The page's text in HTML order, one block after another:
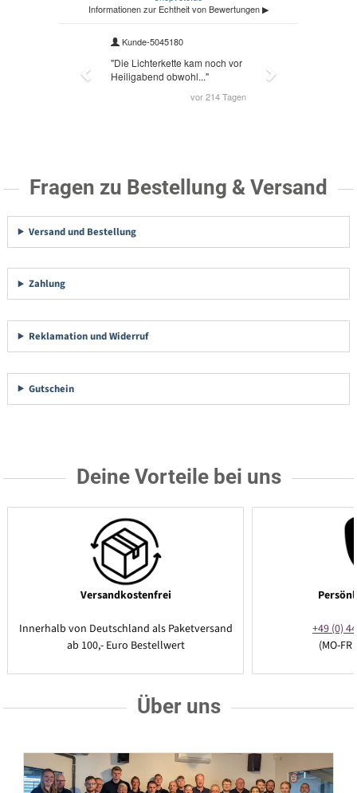
Fragen zu Bestellung & Versand
Versand und Bestellung
Zahlung
Reklamation und Widerruf
Gutschein
Deine Vorteile bei uns
Versandkostenfrei
Innerhalb von Deutschland als Paketversand
ab 100,- Euro Bestellwert
+49 (0)
(MO-
Über uns